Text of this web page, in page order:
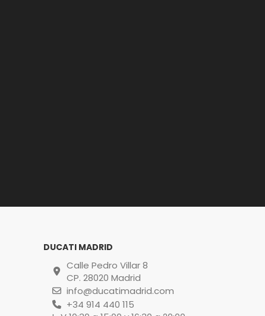
DUCATI MADRID
Calle Pedro Villar 8
CP. 28020 Madrid
info@ducatimadrid.com
+34 914 440 115